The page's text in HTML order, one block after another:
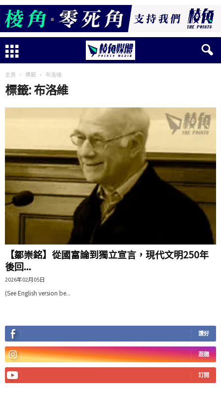
主頁 標籤 布洛維
標籤: 布洛維
【鄒崇銘】從國富論到獨立宣言，現代文明250年
後回...
2026年02月05日
(See English version be...
讚好
跟隨
訂閱